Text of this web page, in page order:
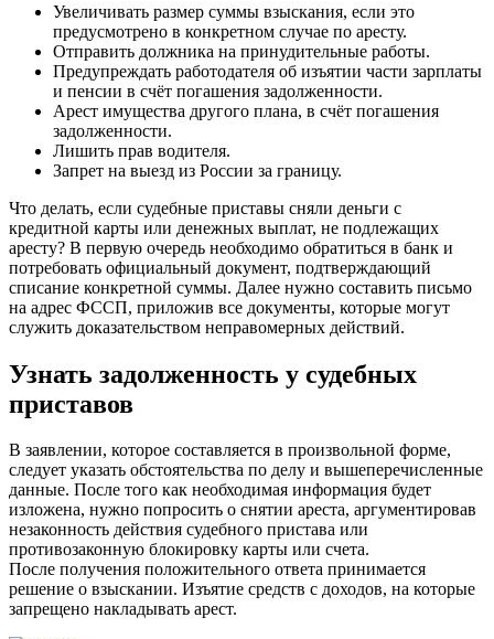
Увеличивать размер суммы взыскания, если это
предусмотрено в конкретном случае по аресту.
Отправить должника на принудительные работы.
Предупреждать работодателя об изъятии части зарплаты
и пенсии в счёт погашения задолженности.
Арест имущества другого плана, в счёт погашения
задолженности.
Лишить прав водителя.
Запрет на выезд из России за границу.
Что делать, если судебные приставы сняли деньги с
кредитной карты или денежных выплат, не подлежащих
аресту? В первую очередь необходимо обратиться в банк и
потребовать официальный документ, подтверждающий
списание конкретной суммы. Далее нужно составить письмо
на адрес ФССП, приложив все документы, которые могут
служить доказательством неправомерных действий.
Узнать задолженность у судебных
приставов
В заявлении, которое составляется в произвольной форме,
следует указать обстоятельства по делу и вышеперечисленные
данные. После того как необходимая информация будет
изложена, нужно попросить о снятии ареста, аргументировав
незаконность действия судебного пристава или
противозаконную блокировку карты или счета.
После получения положительного ответа принимается
решение о взыскании. Изъятие средств с доходов, на которые
запрещено накладывать арест.